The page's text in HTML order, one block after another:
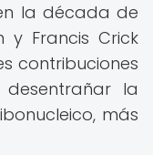
la década de
y Francis Crick
contribuciones
la
más